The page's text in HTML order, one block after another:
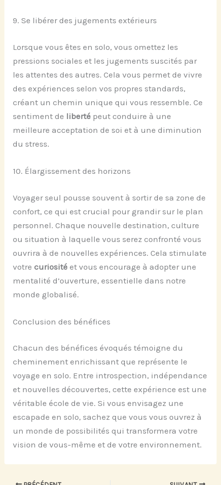
9. Se libérer des jugements extérieurs
Lorsque vous êtes en solo, vous omettez les
pressions sociales et les jugements suscités par
les attentes des autres. Cela vous permet de vivre
des expériences selon vos propres standards,
créant un chemin unique qui vous ressemble. Ce
sentiment de liberté peut conduire à une
meilleure acceptation de soi et à une diminution
du stress.
10. Élargissement des horizons
Voyager seul pousse souvent à sortir de sa zone de
confort, ce qui est crucial pour grandir sur le plan
personnel. Chaque nouvelle destination, culture
ou situation à laquelle vous serez confronté vous
ouvrira à de nouvelles expériences. Cela stimulate
votrecuriosité et vous encourage à adopter une
mentalité d’ouverture, essentielle dans notre
monde globalisé.
Conclusion des bénéfices
Chacun des bénéfices évoqués témoigne du
cheminement enrichissant que représente le
voyage en solo. Entre introspection, indépendance
et nouvelles découvertes, cette expérience est une
véritable école de vie. Si vous envisagez une
escapade en solo, sachez que vous vous ouvrez à
un monde de possibilités qui transformera votre
vision de vous-même et de votre environnement.